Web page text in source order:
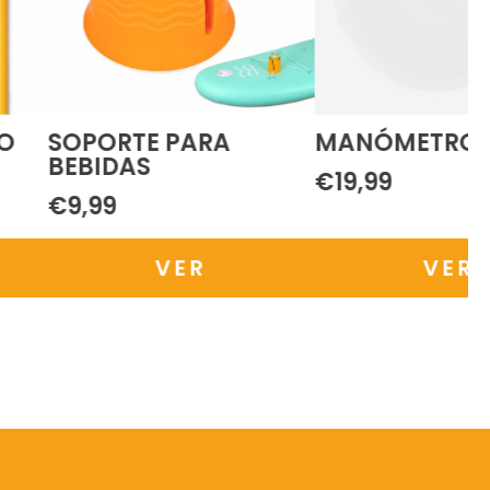
SOPORTE PARA
BEBIDAS
€9,99
VER
MANÓMETRO
€19,99
VER